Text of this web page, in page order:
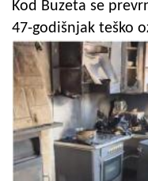
Kod Buzeta se
47-godišnjak teško